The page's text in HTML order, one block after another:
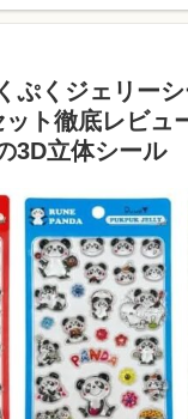
ぷくジェリー
ット徹底レビュ
3D立体シール